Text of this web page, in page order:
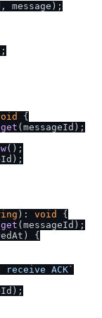
, message);
{
get (messageId);
();
): void
{
get (messageId);
) {
ACK`